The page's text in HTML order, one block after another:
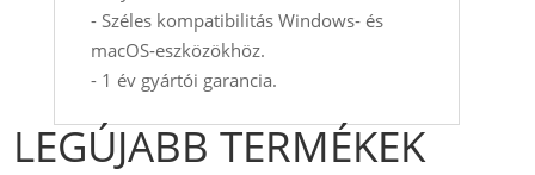
- Széles kompatibilitás Windows‑ és
macOS‑eszközökhöz.
- 1 év gyártói garancia.
LEGÚJABB TERMÉKEK